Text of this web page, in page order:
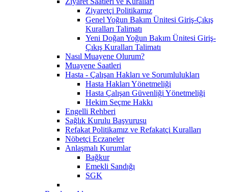
Ziyaretçi Politikamız
Genel Yoğun Bakım Ünitesi Giriş-Çıkış
Kuralları Talimatı
Yeni Doğan Yoğun Bakım Ünitesi Giriş-
Çıkış Kuralları Talimatı
Nasıl Muayene Olurum?
Muayene Saatleri
Hasta - Çalışan Hakları ve Sorumlulukları
Hasta Hakları Yönetmeliği
Hasta Çalışan Güvenliği Yönetmeliği
Hekim Seçme Hakkı
Engelli Rehberi
Sağlık Kurulu Başvurusu
Refakat Politikamız ve Refakatçi Kuralları
Nöbetçi Eczaneler
Anlaşmalı Kurumlar
Bağkur
Emekli Sandığı
SGK